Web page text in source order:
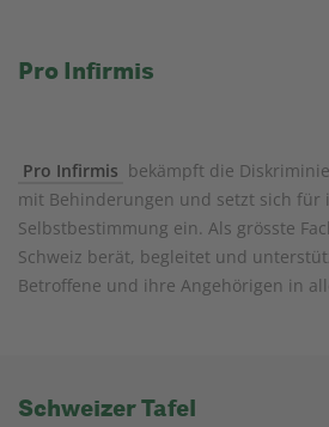
Pro Infirmis
Pro Infirmis bekämpft die
mit Behinderungen und setzt sich für
Selbstbestimmung ein. Als grösste
Schweiz berät, begleitet und
Betroffene und ihre Angehörigen in
Schweizer Tafel